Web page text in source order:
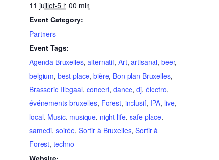
11 juillet-5 h 00 min
Event Category:
Partners
Event Tags:
Agenda Bruxelles,alternatif,Art,artisanal,beer,
belgium,best place,bière, Bon plan Bruxelles,
Brasserie Illegaal,concert,dance,dj,électro,
événements bruxelles, Forest,inclusif, IPA, live,
local, Music, musique, night life,safe place,
samedi,soirée,Sortir à Bruxelles,Sortir à
Forest,techno